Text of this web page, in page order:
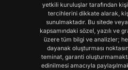
yetkili kuruluşlar tarafından
tercihlerini dikkate alarak,
sunulmaktadır. Bu sitede
kapsamındaki sözel, yazılı ve
üzere tüm bilgi ve analizler;
dayanak oluşturması
teminat, garanti
edinilmesi amacıyla